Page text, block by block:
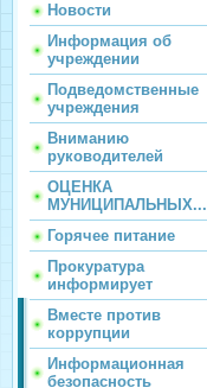
Новости
Информация об
учреждении
Подведомственные
учреждения
Вниманию
руководителей
ОЦЕНКА
МУНИЦИПАЛЬНЫХ...
Горячее питание
Прокуратура
информирует
Вместе против
коррупции
Информационная
безопасность